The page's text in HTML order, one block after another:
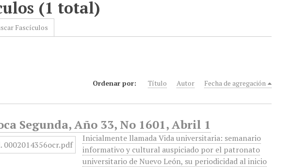
(1 total)
Fascículos
Ordenar por: Título Autor Fecha de agregación
Segunda, Año 33, No 1601, Abril 1
Inicialmente llamada Vida universitaria: semanario
informativo y cultural auspiciado por el patronato
universitario de Nuevo León, su periodicidad al inicio